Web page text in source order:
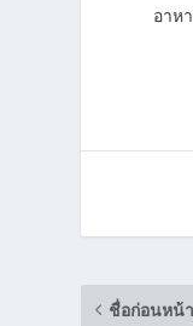
อาห
ชื่อก่อนหน้